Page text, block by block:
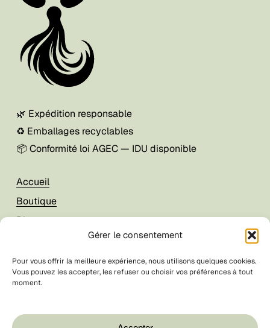
Gérer le consentement
Pour vous offrir la meilleure expérience, nous utilisons quelques cookies.
Vous pouvez les accepter, les refuser ou choisir vos préférences à tout
moment.
🌿 Expédition responsable
♻️ Emballages recyclables
📦 Conformité loi AGEC — IDU disponible
Accueil
Boutique
Blog
Mon compte
CGV / CGU